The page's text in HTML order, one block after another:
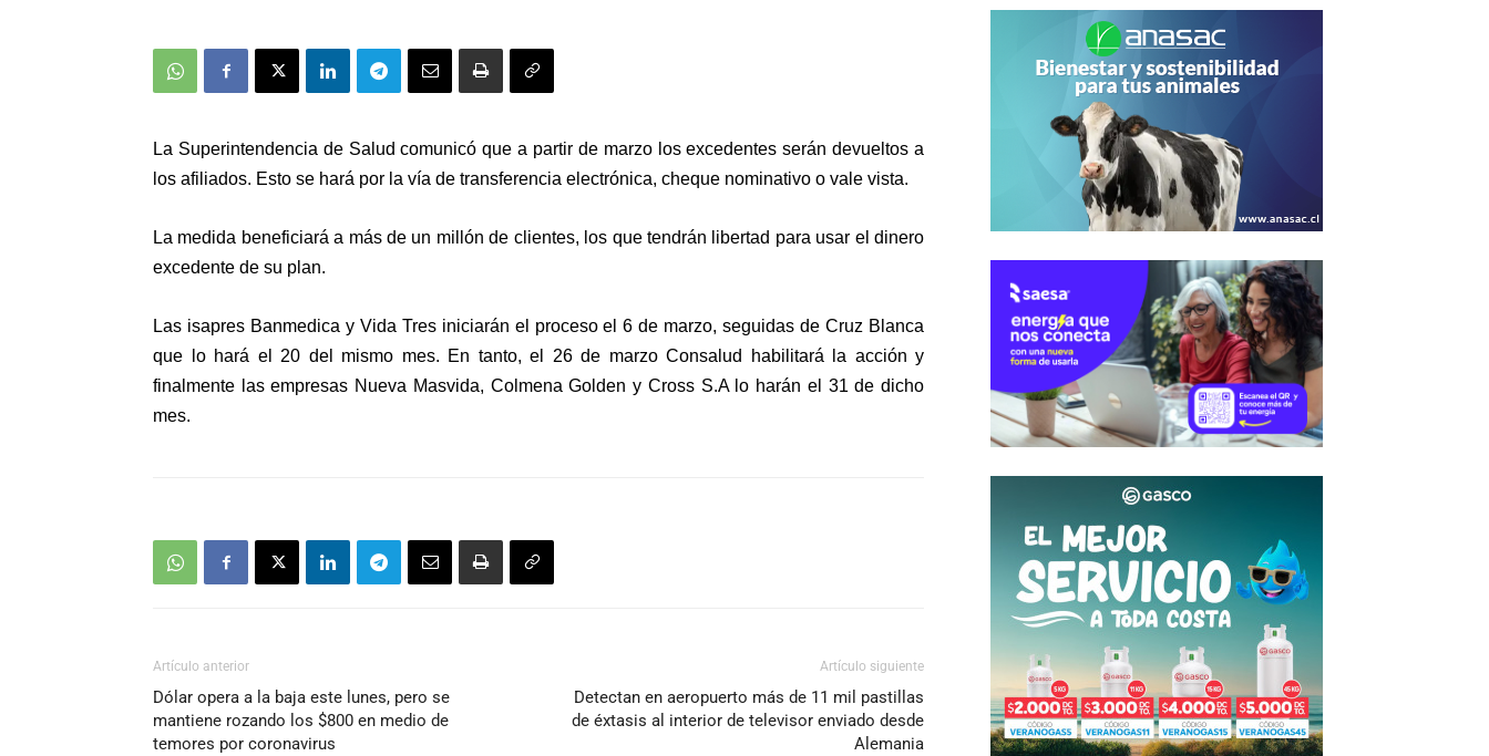
La Superintendencia de Salud comunicó que a partir de marzo los excedentes serán devueltos a
los afiliados. Esto se hará por la vía de transferencia electrónica, cheque nominativo o vale vista.
La medida beneficiará a más de un millón de clientes, los que tendrán libertad para usar el dinero
excedente de su plan.
Las isapres Banmedica y Vida Tres iniciarán el proceso el 6 de marzo, seguidas de Cruz Blanca
que lo hará el 20 del mismo mes. En tanto, el 26 de marzo Consalud habilitará la acción y
finalmente las empresas Nueva Masvida, Colmena Golden y Cross S.A lo harán el 31 de dicho
mes.
Artículo anterior
Dólar opera a la baja este lunes, pero se
mantiene rozando los $800 en medio de
temores por coronavirus
Artículo siguiente
Detectan en aeropuerto más de 11 mil pastillas
de éxtasis al interior de televisor enviado desde
Alemania